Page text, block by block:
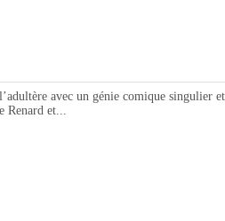
avec un génie comique singulier
Renard et...